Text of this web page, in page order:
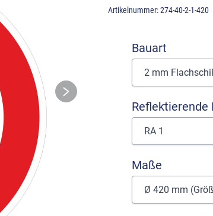
Artikelnummer:274-40-2-1-420
Bauart
Reflektierende
Maße